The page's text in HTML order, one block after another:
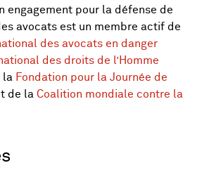
engagement pour la défense de
avocats est un membre actif de
des avocats en danger
des droits de l’Homme
la Fondation pour la Journée de
de la Coalition mondiale contre la